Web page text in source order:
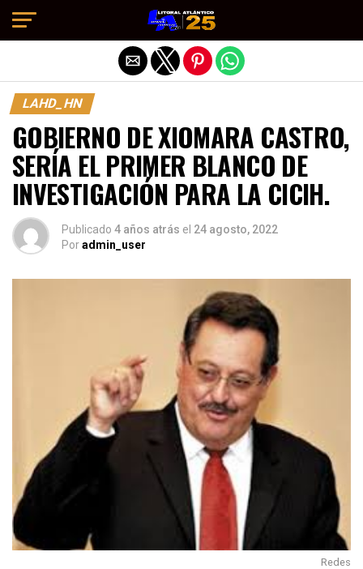
LAHD_HN
GOBIERNO DE XIOMARA CASTRO,
SERÍA EL PRIMER BLANCO DE
INVESTIGACIÓN PARA LA CICIH.
Publicado 4 años atrás el 24 agosto, 2022
Poradmin_user
Redes
Salir de la versión móvil